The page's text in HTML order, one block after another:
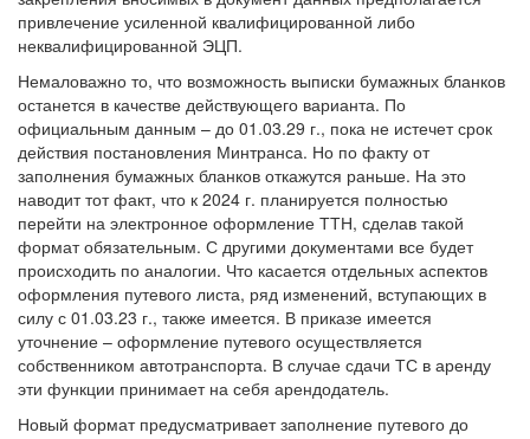
привлечение усиленной квалифицированной либо
неквалифицированной ЭЦП.
Немаловажно то, что возможность выписки бумажных бланков
останется в качестве действующего варианта. По
официальным данным – до 01.03.29 г., пока не истечет срок
действия постановления Минтранса. Но по факту от
заполнения бумажных бланков откажутся раньше. На это
наводит тот факт, что к 2024 г. планируется полностью
перейти на электронное оформление ТТН, сделав такой
формат обязательным. С другими документами все будет
происходить по аналогии. Что касается отдельных аспектов
оформления путевого листа, ряд изменений, вступающих в
силу с 01.03.23 г., также имеется. В приказе имеется
уточнение – оформление путевого осуществляется
собственником автотранспорта. В случае сдачи ТС в аренду
эти функции принимает на себя арендодатель.
Новый формат предусматривает заполнение путевого до